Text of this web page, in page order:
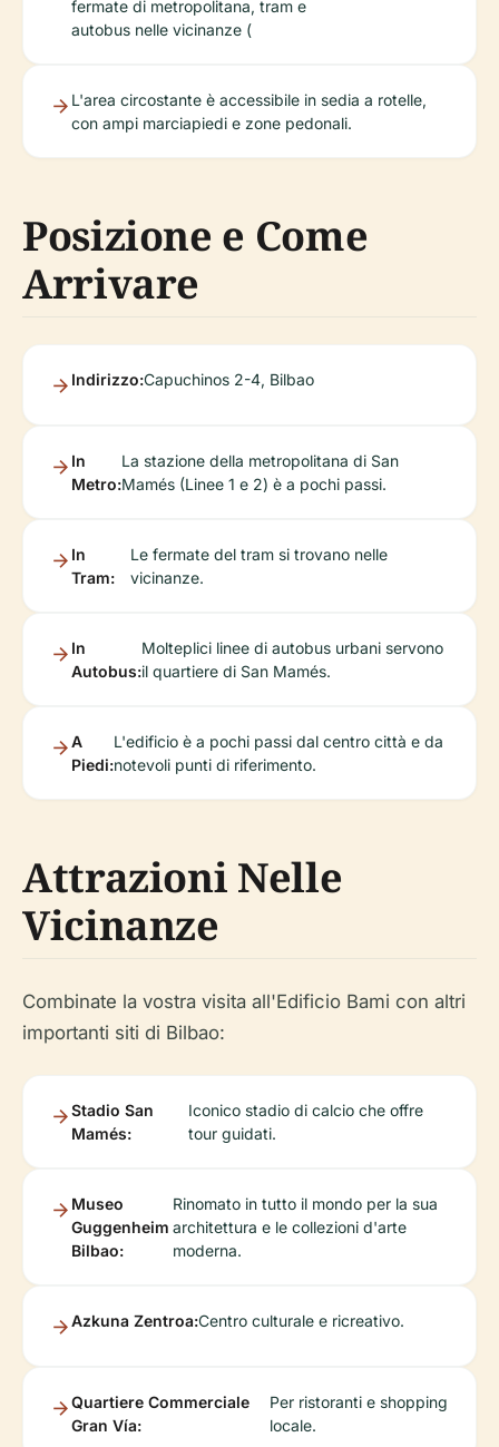
fermate di metropolitana, tram e
autobus nelle vicinanze (
L'area circostante è accessibile in sedia a rotelle,
con ampi marciapiedi e zone pedonali.
Posizione e Come
Arrivare
Indirizzo:Capuchinos 2-4, Bilbao
In
Metro:
La stazione della metropolitana di San
Mamés (Linee 1 e 2) è a pochi passi.
In
Tram:
Le fermate del tram si trovano nelle
vicinanze.
In
Autobus:
Molteplici linee di autobus urbani servono
il quartiere di San Mamés.
A
Piedi:
L'edificio è a pochi passi dal centro città e da
notevoli punti di riferimento.
Attrazioni Nelle
Vicinanze
Combinate la vostra visita all'Edificio Bami con altri
importanti siti di Bilbao:
Stadio San
Mamés:
Iconico stadio di calcio che offre
tour guidati.
Museo
Guggenheim
Bilbao:
Rinomato in tutto il mondo per la sua
architettura e le collezioni d'arte
moderna.
Azkuna Zentroa:Centro culturale e ricreativo.
Quartiere Commerciale
Gran Vía:
Per ristoranti e shopping
locale.